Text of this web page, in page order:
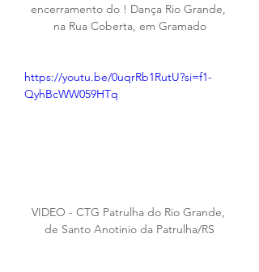
encerramento do ! Dança Rio Grande,
na Rua Coberta, em Gramado
https://youtu.be/0uqrRb1RutU?si=f1-
QyhBcWW059HTq
VIDEO - CTG Patrulha do Rio Grande,
de Santo Anotinio da Patrulha/RS